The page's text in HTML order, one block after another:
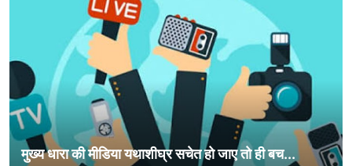
मुख्य धारा की मीडिया यथाशीघ्र सचेत हो जाए तो ही बच...